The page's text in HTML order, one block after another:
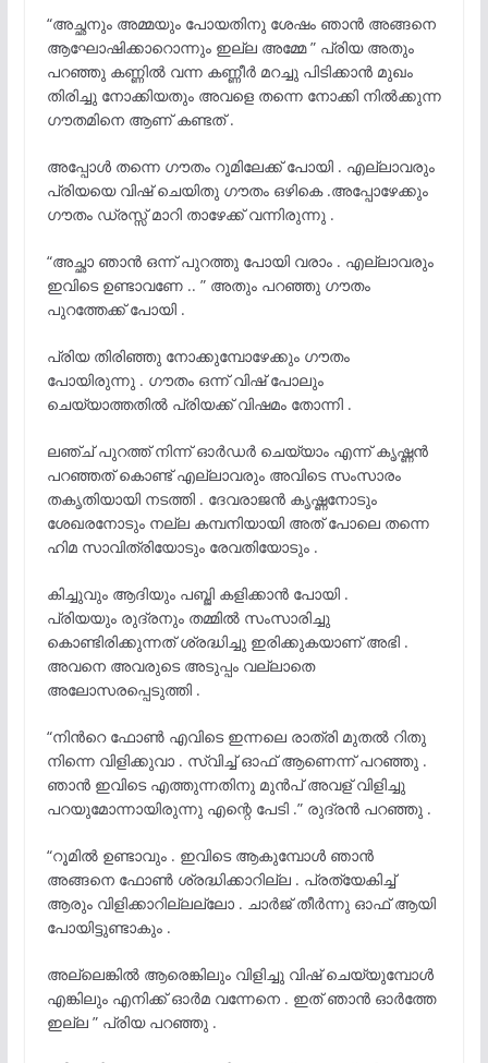
“അച്ഛനും അമ്മയും പോയതിനു ശേഷം ഞാൻ അങ്ങനെ
ആഘോഷിക്കാറൊന്നും ഇല്ല അമ്മേ ” പ്രിയ അതും
പറഞ്ഞു കണ്ണിൽ വന്ന കണ്ണീർ മറച്ചു പിടിക്കാൻ മുഖം
തിരിച്ചു നോക്കിയതും അവളെ തന്നെ നോക്കി നിൽക്കുന്ന
ഗൗതമിനെ ആണ് കണ്ടത് .
അപ്പോൾ തന്നെ ഗൗതം റൂമിലേക്ക് പോയി . എല്ലാവരും
പ്രിയയെ വിഷ് ചെയിതു ഗൗതം ഒഴികെ .അപ്പോഴേക്കും
ഗൗതം ഡ്രസ്സ് മാറി താഴേക്ക് വന്നിരുന്നു .
“അച്ഛാ ഞാൻ ഒന്ന് പുറത്തു പോയി വരാം . എല്ലാവരും
ഇവിടെ ഉണ്ടാവണേ .. ” അതും പറഞ്ഞു ഗൗതം
പുറത്തേക്ക് പോയി .
പ്രിയ തിരിഞ്ഞു നോക്കുമ്പോഴേക്കും ഗൗതം
പോയിരുന്നു . ഗൗതം ഒന്ന് വിഷ് പോലും
ചെയ്യാത്തതിൽ പ്രിയക്ക് വിഷമം തോന്നി .
ലഞ്ച് പുറത്ത് നിന്ന് ഓർഡർ ചെയ്‌യാം എന്ന് കൃഷ്ണൻ
പറഞ്ഞത് കൊണ്ട് എല്ലാവരും അവിടെ സംസാരം
തകൃതിയായി നടത്തി . ദേവരാജൻ കൃഷ്ണനോടും
ശേഖരനോടും നല്ല കമ്പനിയായി അത് പോലെ തന്നെ
ഹിമ സാവിത്രിയോടും രേവതിയോടും .
കിച്ചുവും ആദിയും പബ്ജി കളിക്കാൻ പോയി .
പ്രിയയും രുദ്രനും തമ്മിൽ സംസാരിച്ചു
കൊണ്ടിരിക്കുന്നത് ശ്രദ്ധിച്ചു ഇരിക്കുകയാണ് അഭി .
അവനെ അവരുടെ അടുപ്പം വല്ലാതെ
അലോസരപ്പെടുത്തി .
“നിൻറെ ഫോൺ എവിടെ ഇന്നലെ രാത്രി മുതൽ റിതു
നിന്നെ വിളിക്കുവാ . സ്വിച്ച് ഓഫ് ആണെന്ന് പറഞ്ഞു .
ഞാൻ ഇവിടെ എത്തുന്നതിനു മുൻപ് അവള് വിളിച്ചു
പറയുമോന്നായിരുന്നു എന്റെ പേടി .” രുദ്രൻ പറഞ്ഞു .
“റൂമിൽ ഉണ്ടാവും . ഇവിടെ ആകുമ്പോൾ ഞാൻ
അങ്ങനെ ഫോൺ ശ്രദ്ധിക്കാറില്ല . പ്രത്യേകിച്ച്
ആരും വിളിക്കാറില്ലല്ലോ . ചാർജ് തീർന്നു ഓഫ് ആയി
പോയിട്ടുണ്ടാകും .
അല്ലെങ്കിൽ ആരെങ്കിലും വിളിച്ചു വിഷ് ചെയ്യുമ്പോൾ
എങ്കിലും എനിക്ക് ഓർമ വന്നേനെ . ഇത് ഞാൻ ഓർത്തേ
ഇല്ല ” പ്രിയ പറഞ്ഞു .